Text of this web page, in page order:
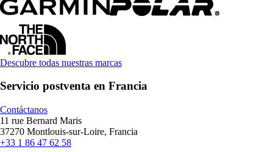
Descubre todas nuestras marcas
Servicio postventa en Francia
Contáctanos
11 rue Bernard Maris
37270 Montlouis-sur-Loire, Francia
+33 1 86 47 62 58